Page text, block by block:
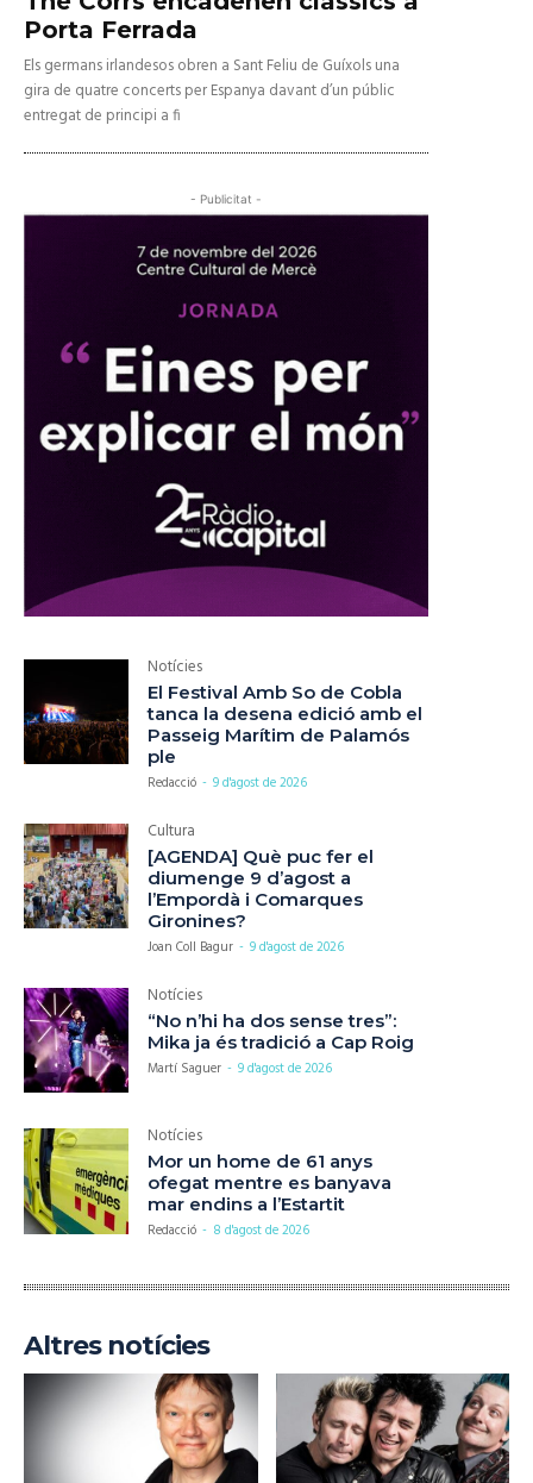
Porta Ferrada
Els germans irlandesos obren a Sant Feliu de Guíxols una
gira de quatre concerts per Espanya davant d’un públic
entregat de principi a fi
- Publicitat -
Notícies
El Festival Amb So de Cobla
tanca la desena edició amb el
Passeig Marítim de Palamós
ple
Redacció - 9 d'agost de 2026
Cultura
[AGENDA] Què puc fer el
diumenge 9 d’agost a
l’Empordà i Comarques
Gironines?
Joan Coll Bagur - 9 d'agost de 2026
Notícies
“No n’hi ha dos sense tres”:
Mika ja és tradició a Cap Roig
Martí Saguer - 9 d'agost de 2026
Notícies
Mor un home de 61 anys
ofegat mentre es banyava
mar endins a l’Estartit
Redacció - 8 d'agost de 2026
Altres notícies